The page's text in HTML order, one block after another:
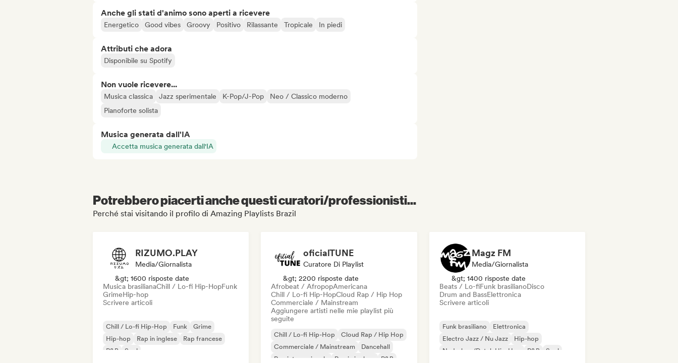
Anche gli stati d'animo sono aperti a ricevere
Energetico Good vibes Groovy Positivo Rilassante Tropicale In piedi
Attributi che adora
Disponibile su Spotify
Non vuole ricevere...
Musica classica Jazz sperimentale K-Pop/J-Pop
Neo / Classico moderno
Pianoforte solista
Musica generata dall'IA
Accetta musica generata dall'IA
Potrebbero piacerti anche questi curatori/professionisti...
Perché stai visitando il profilo di Amazing Playlists Brazil
RIZUMO.PLAY
Media/Giornalista
&gt; 1600 risposte date
Musica brasilianaChill / Lo-fi Hip-HopFunk
GrimeHip-hop
Scrivere articoli
Chill / Lo-fi Hip-Hop Funk
Grime
Hip-hop
Rap in inglese
Rap francese
R&B
Soul
oficialTUNE
Curatore Di Playlist
&gt; 2200 risposte date
Afrobeat / AfropopAmericana
Chill / Lo-fi Hip-HopCloud Rap / Hip Hop
Commerciale / Mainstream
Aggiungere artisti nelle mie playlist più
seguite
Chill / Lo-fi Hip-Hop
Cloud Rap / Hip Hop
Commerciale / Mainstream
Dancehall
Rap internazionale
Rap in inglese
R&B
Magz FM
Media/Giornalista
&gt; 1400 risposte date
Beats / Lo-fiFunk brasilianoDisco
Drum and BassElettronica
Scrivere articoli
Funk brasiliano
Elettronica
Electro Jazz / Nu Jazz
Hip-hop
Nederhop/Dutch Hip-Hop
R&B
Soul